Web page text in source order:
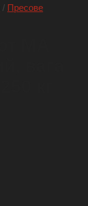
/ Пресове